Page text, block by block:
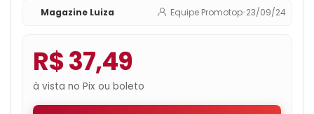
Magazine Luiza Equipe Promotop•23/09/24
R$ 37,49
à vista no Pix ou boleto